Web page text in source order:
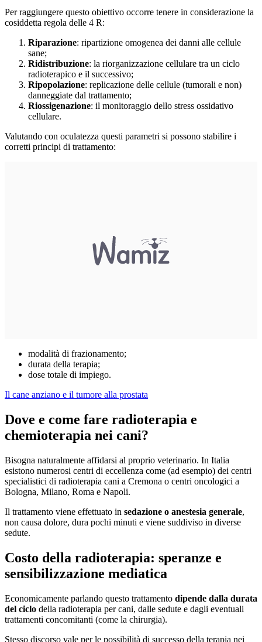
Per raggiungere questo obiettivo occorre tenere in considerazione la
cosiddetta regola delle 4 R:
Riparazione: ripartizione omogenea dei danni alle cellule
sane;
Ridistribuzione: la riorganizzazione cellulare tra un ciclo
radioterapico e il successivo;
Ripopolazione: replicazione delle cellule (tumorali e non)
danneggiate dal trattamento;
Riossigenazione: il monitoraggio dello stress ossidativo
cellulare.
Valutando con oculatezza questi parametri si possono stabilire i
corretti principi di trattamento:
modalità di frazionamento;
durata della terapia;
dose totale di impiego.
Il cane anziano e il tumore alla prostata
Dove e come fare radioterapia e
chemioterapia nei cani?
Bisogna naturalmente affidarsi al proprio veterinario. In Italia
esistono numerosi centri di eccellenza come (ad esempio) dei centri
specialistici di radioterapia cani a Cremona o centri oncologici a
Bologna, Milano, Roma e Napoli.
Il trattamento viene effettuato in sedazione o anestesia generale,
non causa dolore, dura pochi minuti e viene suddiviso in diverse
sedute.
Costo della radioterapia: speranze e
sensibilizzazione mediatica
Economicamente parlando questo trattamento dipende dalla durata
del ciclo della radioterapia per cani, dalle sedute e dagli eventuali
trattamenti concomitanti (come la chirurgia).
Stesso discorso vale per le possibilità di successo della terapia nei